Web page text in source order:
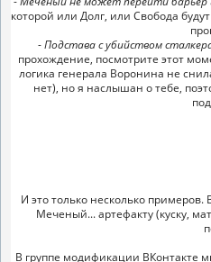
которой или Долг, или Свобода
-Подстава с убийством
прохождение, посмотрите этот
логика генерала Воронина не
нет), но я наслышан о тебе,
И это только несколько
Меченый... артефакту (куску,
В группе модификации ВКонтакте